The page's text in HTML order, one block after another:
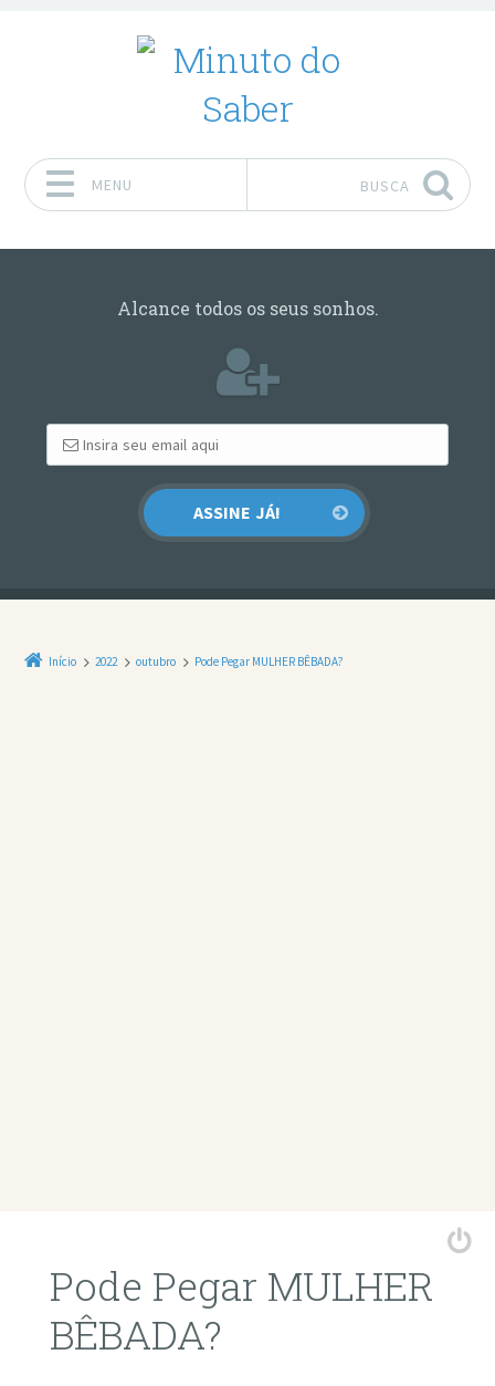
MENU BUSCA
Alcance todos os seus sonhos.
Início 2022 outubro Pode Pegar MULHER BÊBADA?
Pode Pegar MULHER
BÊBADA?